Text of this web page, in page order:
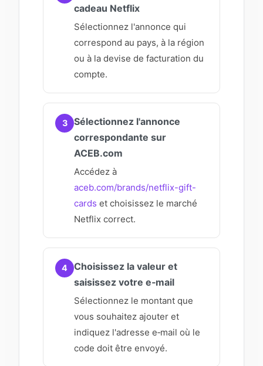
cadeau Netflix
Sélectionnez l'annonce qui
correspond au pays, à la région
ou à la devise de facturation du
compte.
3
Sélectionnez l'annonce
correspondante sur
ACEB.com
Accédez à
aceb.com/brands/netflix-gift-
cards et choisissez le marché
Netflix correct.
4
Choisissez la valeur et
saisissez votre e‑mail
Sélectionnez le montant que
vous souhaitez ajouter et
indiquez l'adresse e‑mail où le
code doit être envoyé.